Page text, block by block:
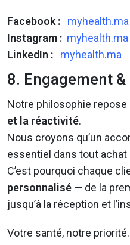
Facebook : myhealth.ma
Instagram : myhealth.ma
LinkedIn :
myhealth.ma
8. Engagement
Notre philosophie repose
et la réactivité.
Nous croyons qu’un
essentiel dans tout
C’est pourquoi chaque
personnalisé — de la
jusqu’à la réception et
Votre santé, notre priorité.